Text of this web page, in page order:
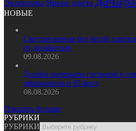
Эклектика Яркие цвета
НОВЫЕ
Светлая ванная без белой
от дизайнеров
09.08.2026
Дизайн интерьера гостиной в
оформления и 65 фото
08.08.2026
Показать больше
РУБРИКИ
РУБРИКИ